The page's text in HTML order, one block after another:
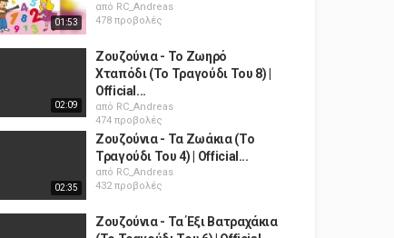
01:53
από RC_Andreas
478 προβολές
02:09
Ζουζούνια - Το Ζωηρό
Χταπόδι (Το Τραγούδι Του 8) |
Official...
από RC_Andreas
474 προβολές
02:35
Ζουζούνια - Τα Ζωάκια (Το
Τραγούδι Του 4) | Official...
από RC_Andreas
432 προβολές
Ζουζούνια - Τα Έξι Βατραχάκια